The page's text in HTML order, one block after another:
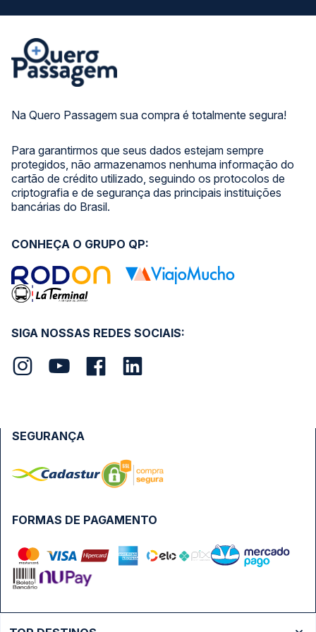
Na Quero Passagem sua compra é totalmente segura!
Para garantirmos que seus dados estejam sempre
protegidos, não armazenamos nenhuma informação do
cartão de crédito utilizado, seguindo os protocolos de
criptografia e de segurança das principais instituições
bancárias do Brasil.
SIGA NOSSAS REDES SOCIAIS:
CONHEÇA O GRUPO QP:
FORMAS DE PAGAMENTO
SEGURANÇA